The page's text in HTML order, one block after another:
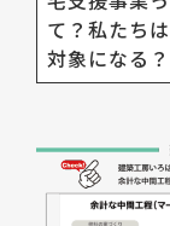
て？私たちは
対象になる？